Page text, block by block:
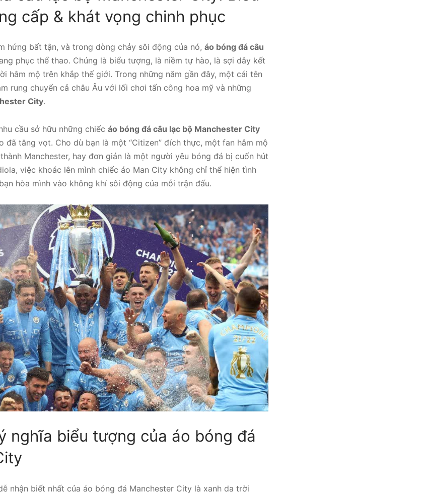
cấp & khát vọng chinh phục
hứng bất tận, và trong dòng chảy sôi động của nó, áo bóng đá câu
phục thể thao. Chúng là biểu tượng, là niềm tự hào, là sợi dây kết
hâm mộ trên khắp thế giới. Trong những năm gần đây, một cái tên
rung chuyển cả châu Âu với lối chơi tấn công hoa mỹ và những
City.
cầu sở hữu những chiếc áo bóng đá câu lạc bộ Manchester City
đã tăng vọt. Cho dù bạn là một “Citizen” đích thực, một fan hâm mộ
Manchester, hay đơn giản là một người yêu bóng đá bị cuốn hút
việc khoác lên mình chiếc áo Man City không chỉ thể hiện tình
hòa mình vào không khí sôi động của mỗi trận đấu.
nghĩa biểu tượng của áo bóng đá
nhận biết nhất của áo bóng đá Manchester City là xanh da trời